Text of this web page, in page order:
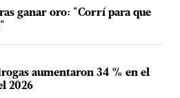
ganar oro: "Corrí para que
aumentaron 34 % en el
2026